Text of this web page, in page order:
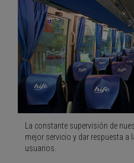
La constante supervisión de
mejor servicio y dar respuesta a
usuarios.